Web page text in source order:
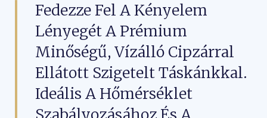
Fedezze Fel A Kényelem
Lényegét A Prémium
Minőségű, Vízálló Cipzárral
Ellátott Szigetelt Táskánkkal.
Ideális A Hőmérséklet